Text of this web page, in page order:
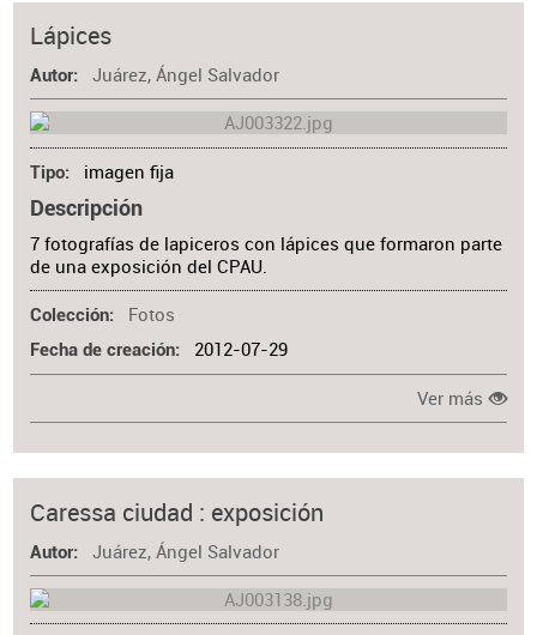
Lápices
Autor Juárez, Ángel Salvador
Tipo imagen fija
Descripción
7 fotografías de lapiceros con lápices que formaron parte
de una exposición del CPAU.
Colección Fotos
Fecha de creación 2012-07-29
Ver más
Caressa ciudad : exposición
Autor Juárez, Ángel Salvador